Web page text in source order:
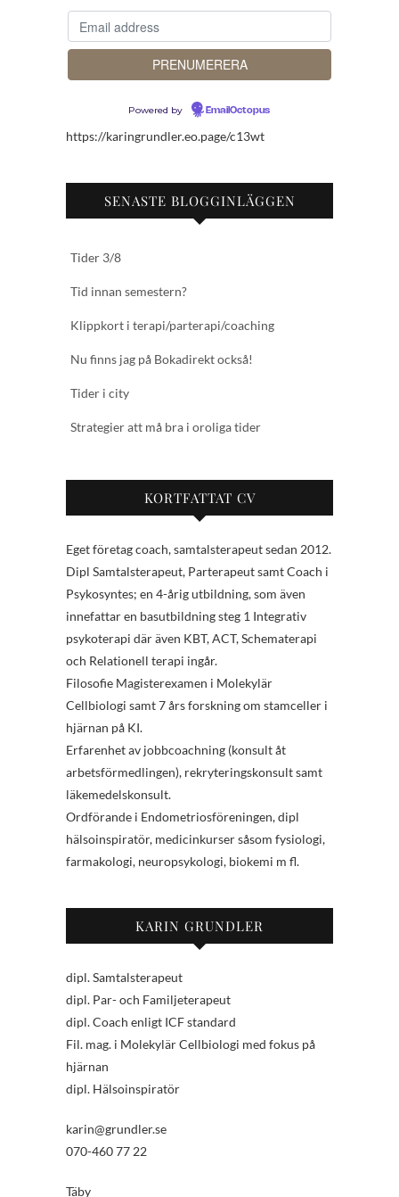
Powered by EmailOctopus
https://karingrundler.eo.page/c13wt
SENASTE BLOGGINLÄGGEN
Tider 3/8
Tid innan semestern?
Klippkort i terapi/parterapi/coaching
Nu finns jag på Bokadirekt också!
Tider i city
Strategier att må bra i oroliga tider
KORTFATTAT CV
Eget företag coach, samtalsterapeut sedan 2012.
Dipl Samtalsterapeut, Parterapeut samt Coach i
Psykosyntes; en 4-årig utbildning, som även
innefattar en basutbildning steg 1 Integrativ
psykoterapi där även KBT, ACT, Schematerapi
och Relationell terapi ingår.
Filosofie Magisterexamen i Molekylär
Cellbiologi samt 7 års forskning om stamceller i
hjärnan på KI.
Erfarenhet av jobbcoachning (konsult åt
arbetsförmedlingen), rekryteringskonsult samt
läkemedelskonsult.
Ordförande i Endometriosföreningen, dipl
hälsoinspiratör, medicinkurser såsom fysiologi,
farmakologi, neuropsykologi, biokemi m fl.
KARIN GRUNDLER
dipl. Samtalsterapeut
dipl. Par- och Familjeterapeut
dipl. Coach enligt ICF standard
Fil. mag. i Molekylär Cellbiologi med fokus på
hjärnan
dipl. Hälsoinspiratör
karin@grundler.se
070-460 77 22
Täby